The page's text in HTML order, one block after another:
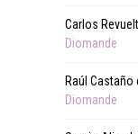
Carlos
Diomande
Raúl Castaño
Diomande